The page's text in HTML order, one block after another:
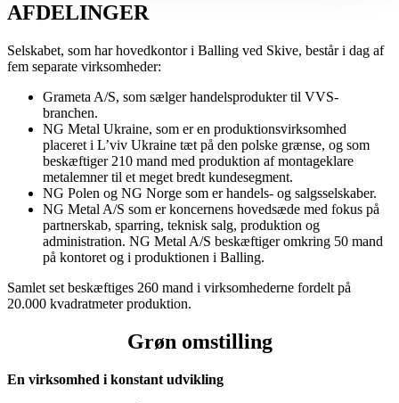
AFDELINGER
Selskabet, som har hovedkontor i Balling ved Skive, består i dag af
fem separate virksomheder:
Grameta A/S, som sælger handelsprodukter til VVS-
branchen.
NG Metal Ukraine, som er en produktionsvirksomhed
placeret i L’viv Ukraine tæt på den polske grænse, og som
beskæftiger 210 mand med produktion af montageklare
metalemner til et meget bredt kundesegment.
NG Polen og NG Norge som er handels- og salgsselskaber.
NG Metal A/S som er koncernens hovedsæde med fokus på
partnerskab, sparring, teknisk salg, produktion og
administration. NG Metal A/S beskæftiger omkring 50 mand
på kontoret og i produktionen i Balling.
Samlet set beskæftiges 260 mand i virksomhederne fordelt på
20.000 kvadratmeter produktion.
Grøn omstilling
En virksomhed i konstant udvikling